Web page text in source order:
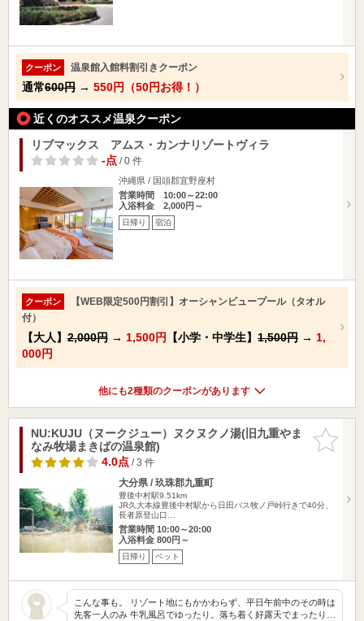
クーポン 温泉館入館料割引きクーポン
通常600円 → 550円（50円お得！）
近くのオススメ温泉クーポン
リブマックス アムス・カンナリゾートヴィラ
-点/ 0 件
沖縄県 / 国頭郡宜野座村
営業時間 10:00～22:00
入浴料金 2,000円～
日帰り 宿泊
クーポン
【WEB限定500円割引】オーシャンビュープール（タオル
付）
【大人】 2,000円 → 1,500円 【小学・中学生】 1,500円 → 1,
000円
他にも2種類のクーポンがあります
お気に入
りに追加
NU:KUJU（ヌークジュー）ヌクヌクノ湯(旧九重やま
なみ牧場まきばの温泉館)
4.0点/ 3 件
大分県 / 玖珠郡九重町
豊後中村駅9.51km
JR久大本線豊後中村駅から日田バス牧ノ戸峠行きで40分、
長者原登山口…
営業時間 10:00～20:00
入浴料金 800円～
日帰り ペット
こんな事も。 リゾート地にもかかわらず、平日午前中のその時は
先客一人のみ 牛乳風呂でゆったり。落ち着く好露天でまったり…